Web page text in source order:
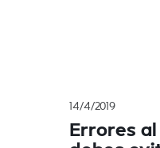
14/4/2019
Errores